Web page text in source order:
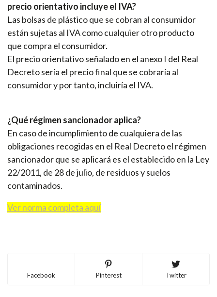
precio orientativo incluye el IVA?
Las bolsas de plástico que se cobran al consumidor
están sujetas al IVA como cualquier otro producto
que compra el consumidor.
El precio orientativo señalado en el anexo I del Real
Decreto sería el precio final que se cobraría al
consumidor y por tanto, incluiría el IVA.
¿Qué régimen sancionador aplica?
En caso de incumplimiento de cualquiera de las
obligaciones recogidas en el Real Decreto el régimen
sancionador que se aplicará es el establecido en la Ley
22/2011, de 28 de julio, de residuos y suelos
contaminados.
Ver norma completa aquí
Facebook Pinterest Twitter